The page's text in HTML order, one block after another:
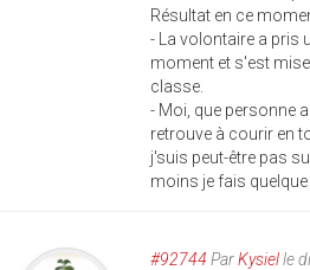
Résultat en ce
- La volontaire a pris
moment et s'est
classe.
- Moi, que personne
retrouve à courir en
j'suis peut-être pas
moins je fais quelque
#92744 ParKysielle